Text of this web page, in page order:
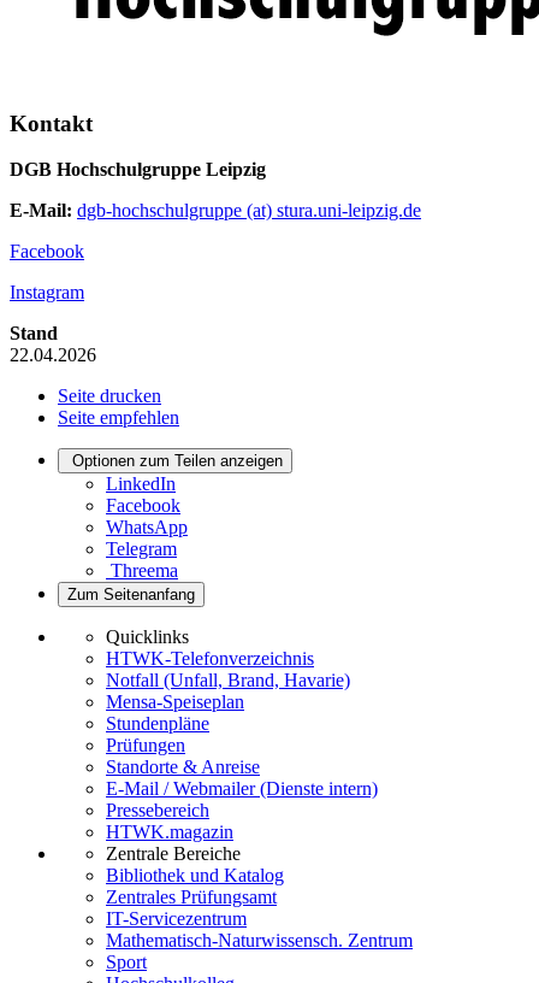
Kontakt
DGB Hochschulgruppe Leipzig
E-Mail: dgb-hochschulgruppe (at) stura.uni-leipzig.de
Facebook
Instagram
Stand
22.04.2026
Seite drucken
Seite empfehlen
Optionen zum Teilen anzeigen
LinkedIn
Facebook
WhatsApp
Telegram
Threema
Zum Seitenanfang
Quicklinks
HTWK-Telefonverzeichnis
Notfall (Unfall, Brand, Havarie)
Mensa-Speiseplan
Stundenpläne
Prüfungen
Standorte & Anreise
E-Mail / Webmailer (Dienste intern)
Pressebereich
HTWK.magazin
Zentrale Bereiche
Bibliothek und Katalog
Zentrales Prüfungsamt
IT-Servicezentrum
Mathematisch-Naturwissensch. Zentrum
Sport